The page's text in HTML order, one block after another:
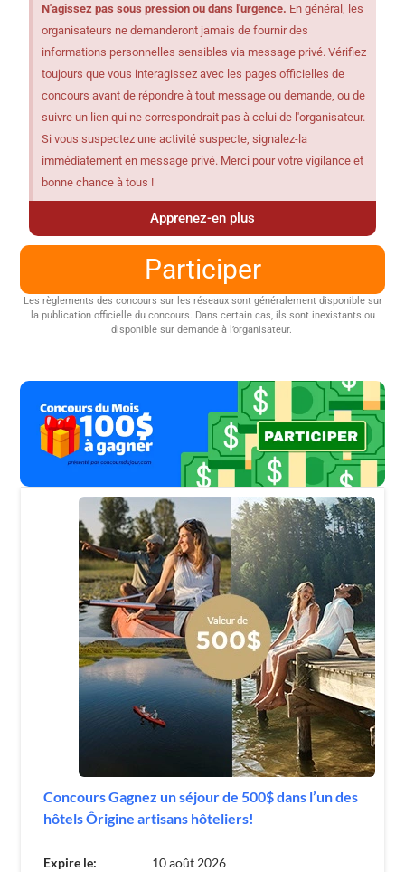
N'agissez pas sous pression ou dans l'urgence. En général, les
organisateurs ne demanderont jamais de fournir des
informations personnelles sensibles via message privé. Vérifiez
toujours que vous interagissez avec les pages officielles de
concours avant de répondre à tout message ou demande, ou de
suivre un lien qui ne correspondrait pas à celui de l'organisateur.
Si vous suspectez une activité suspecte, signalez-la
immédiatement en message privé. Merci pour votre vigilance et
bonne chance à tous !
Apprenez-en plus
Participer
Les règlements des concours sur les réseaux sont généralement disponible sur
la publication officielle du concours. Dans certain cas, ils sont inexistants ou
disponible sur demande à l’organisateur.
Concours Gagnez un séjour de 500$ dans l’un des
hôtels Ôrigine artisans hôteliers!
Expire le:
10 août 2026